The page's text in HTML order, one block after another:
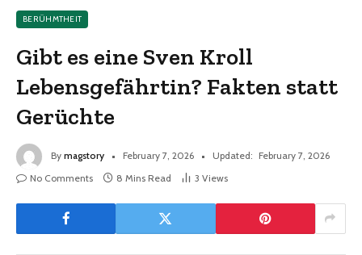
BERÜHMTHEIT
Gibt es eine Sven Kroll
Lebensgefährtin? Fakten statt
Gerüchte
By magstory February 7, 2026 Updated: February 7, 2026
No Comments
8 Mins Read 3 Views